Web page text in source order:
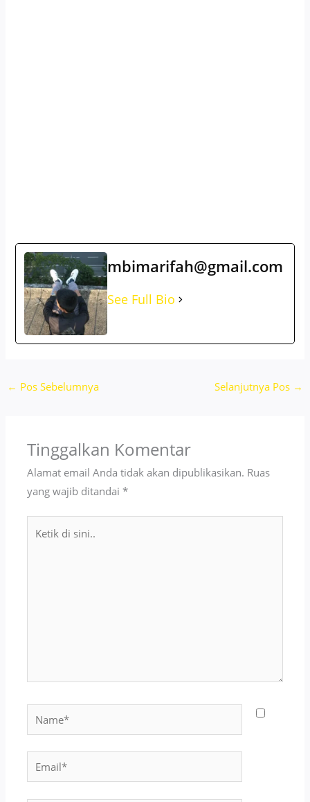
mbimarifah@gmail.com
See Full Bio
← Pos Sebelumnya Selanjutnya Pos →
Tinggalkan Komentar
Alamat email Anda tidak akan dipublikasikan. Ruas
yang wajib ditandai*
Email*